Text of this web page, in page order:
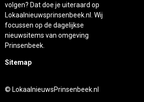
volgen? Dat doe je uiteraard op
Lokaalnieuwsprinsenbeek.nl. Wij
focussen op de dagelijkse
nieuwsitems van omgeving
Prinsenbeek.
Sitemap
© LokaalnieuwsPrinsenbeek.nl